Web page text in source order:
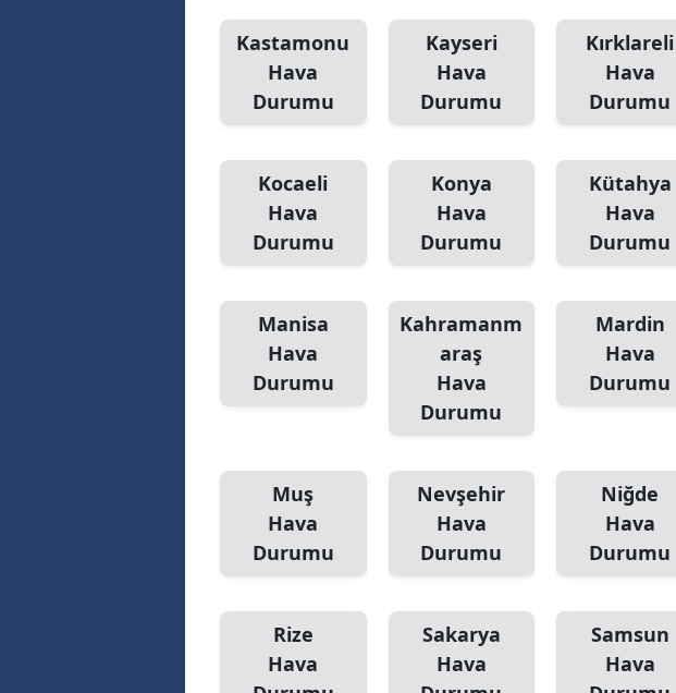
Kastamonu
Hava
Durumu
Kayseri
Hava
Durumu
Kırklareli
Hava
Durumu
Kocaeli
Hava
Durumu
Konya
Hava
Durumu
Kütahya
Hava
Durumu
Manisa
Hava
Durumu
Kahramanm
araş
Hava
Durumu
Mardin
Hava
Durumu
Muş
Hava
Durumu
Nevşehir
Hava
Durumu
Niğde
Hava
Durumu
Rize
Hava
Sakarya
Hava
Samsun
Hava